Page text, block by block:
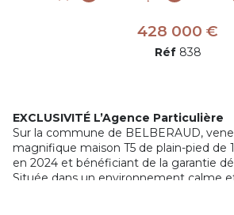
428 000 €
Réf 838
EXCLUSIVITÉ L’Agence Particulière
Sur la commune de BELBERAUD,
magnifique maison T5 de plain-pied de
en 2024 et bénéficiant de la garantie
Située dans un environnement calme